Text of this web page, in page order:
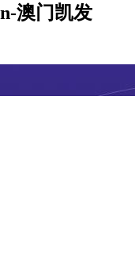
n-澳门凯发